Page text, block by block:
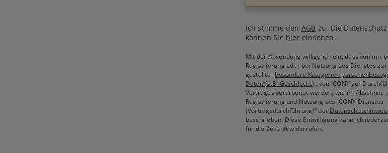
Ich stimme den AGB zu. Die
können Sie hiereinsehen.
Mit der Absendung willige ich ein, dass von mir
Registrierung oder bei Nutzung des Dienstes
gestellte„besondere Kategorien
Daten“(z.B. Geschlecht) , von ICONY zur
Vertrages verarbeitet werden, wie im Abschnitt
Registrierung und Nutzung des ICONY-Dienstes
(Vertragsdurchführung)“ der
beschrieben. Diese Einwilligung kann ich
für die Zukunft widerrufen.